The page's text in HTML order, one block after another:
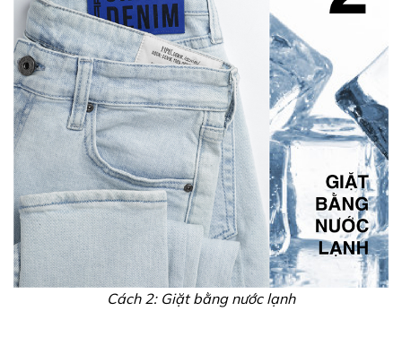
Cách 2: Giặt bằng nước lạnh